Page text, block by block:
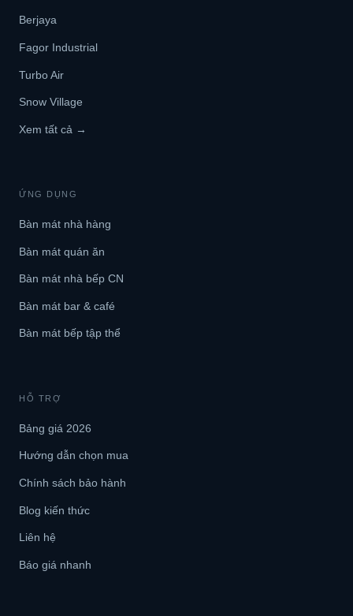
Berjaya
Fagor Industrial
Turbo Air
Snow Village
Xem tất cả →
ỨNG DỤNG
Bàn mát nhà hàng
Bàn mát quán ăn
Bàn mát nhà bếp CN
Bàn mát bar & café
Bàn mát bếp tập thể
HỖ TRỢ
Bảng giá 2026
Hướng dẫn chọn mua
Chính sách bảo hành
Blog kiến thức
Liên hệ
Báo giá nhanh